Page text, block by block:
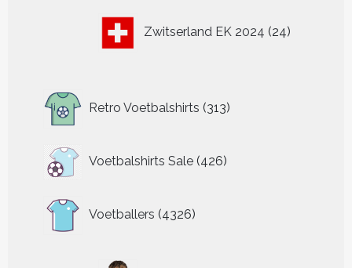
Zwitserland EK 2024 24
producten
Retro Voetbalshirts 313
producten
Voetbalshirts Sale 426
426
producten
Voetballers 4326
producten